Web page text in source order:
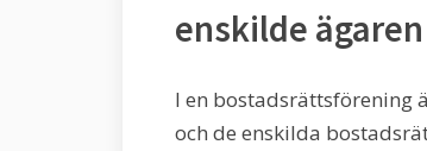
enskilde ägaren
I en bostadsrättsförening
och de enskilda